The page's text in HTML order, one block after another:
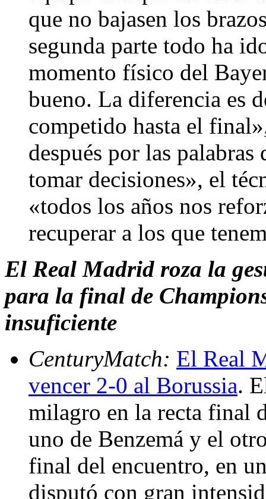
que no bajasen los
segunda parte todo ha
momento físico del
bueno. La diferencia es
competido hasta el
después por las palabras
tomar decisiones», el
«todos los años nos
recuperar a los que
El Real Madrid roza la
para la final de
insuficiente
CenturyMatch: El Real
vencer 2-0 al Borussia.
milagro en la recta final
uno de Benzemá y el
final del encuentro, en
disputó con gran